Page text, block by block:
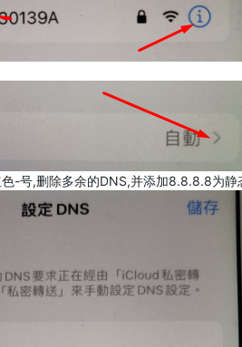
-号,删除多余的DNS,并添加8.8.8.8为静